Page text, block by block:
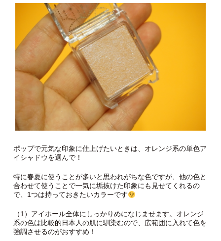
ポップで元気な印象に仕上げたいときは、オレンジ系の単色ア
イシャドウを選んで！
特に春夏に使うことが多いと思われがちな色ですが、他の色と
合わせて使うことで一気に垢抜けた印象にも見せてくれるの
で、1つは持っておきたいカラーです
（1）アイホール全体にしっかりめになじませます。オレンジ
系の色は比較的日本人の肌に馴染むので、広範囲に入れて色を
強調させるのがおすすめ！